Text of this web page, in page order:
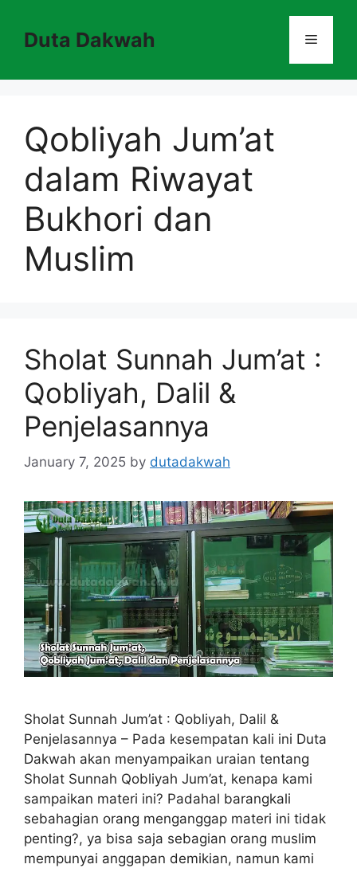
contentDuta Dakwah Menu
Qobliyah Jum’at
dalam Riwayat
Bukhori dan
Muslim
Sholat Sunnah Jum’at :
Qobliyah, Dalil &
Penjelasannya
January 7, 2025 by dutadakwah
Sholat Sunnah Jum’at : Qobliyah, Dalil &
Penjelasannya – Pada kesempatan kali ini Duta
Dakwah akan menyampaikan uraian tentang
Sholat Sunnah Qobliyah Jum’at, kenapa kami
sampaikan materi ini? Padahal barangkali
sebahagian orang menganggap materi ini tidak
penting?, ya bisa saja sebagian orang muslim
mempunyai anggapan demikian, namun kami